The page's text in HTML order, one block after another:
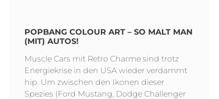
POPBANG COLOUR ART – SO MALT MAN
(MIT) AUTOS!
Muscle Cars mit Retro Charme sind trotz
Energiekrise in den USA wieder verdammt
hip. Um zwischen den Ikonen dieser
Spezies (Ford Mustang, Dodge Challenger